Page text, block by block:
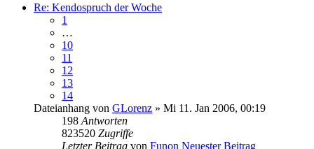
Re: Kendospruch der Woche
1
…
10
11
12
13
14
Dateianhang von GLorenz » Mi 11. Jan 2006, 00:19
198 Antworten
823520 Zugriffe
Letzter Beitrag von Funon Neuester Beitrag